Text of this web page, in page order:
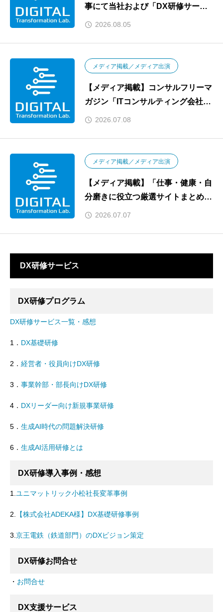
事にて当社および「DX研修サービ
ス」が紹介されました
2026.08.05
メディア掲載／メディア出演
【メディア掲載】コンサルフリーマ
ガジン「ITコンサルティング会社29
選」に選出されました
2026.07.08
メディア掲載／メディア出演
【メディア掲載】「仕事・健康・自
分磨きに役立つ厳選サイトまとめ」
にてDXナレッジが紹介されました
2026.07.07
DX研修サービス
DX研修プログラム
DX研修サービス一覧・感想
1． DX基礎研修
2． 経営者・役員向けDX研修
3． 事業幹部・部長向けDX研修
4． DXリーダー向け新規事業研修
5． 生成AI時代の問題解決研修
6． 生成AI活用研修とは
DX研修導入事例・感想
1.ユニマットリック小松社長変革事例
2. 【株式会社ADEKA様】DX基礎研修事例
3.京王電鉄（鉄道部門）のDXビジョン策定
DX研修お問合せ
・ お問合せ
DX支援サービス